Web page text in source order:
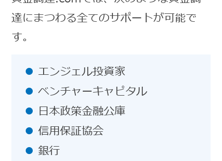
達にまつわる全てのサポートが可能で
す。
エンジェル投資家
ベンチャーキャピタル
日本政策金融公庫
信用保証協会
銀行